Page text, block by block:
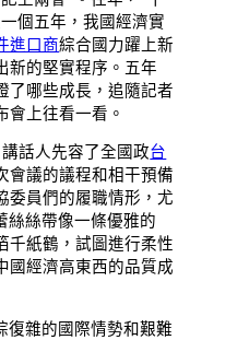
個五年，我國經濟實
進口商綜合國力躍上新
新的堅實程序。五年
了哪些成長，追隨記者
會上往看一看。
話人先容了全國政台
會議的議程和相干預備
委員們的履職情形，尤
絲絲帶像一條優雅的
千紙鶴，試圖進行柔性
國經濟高東西的品質成
復雜的國際情勢和艱難